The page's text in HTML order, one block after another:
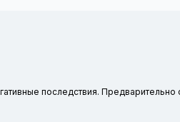
последствия.